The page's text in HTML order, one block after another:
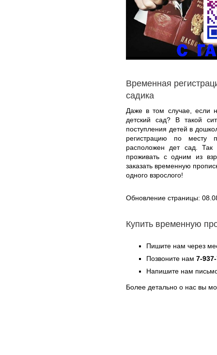
Временная
садика
Даже в том случае, если
детский сад? В такой
поступления детей в
регистрацию по месту
расположен дет сад.
проживать с одним из
заказать временную
одного взрослого!
Обновление страницы:
Купить временную
Пишите нам через
Позвоните нам 7-
Напишите нам
Более детально о нас вы